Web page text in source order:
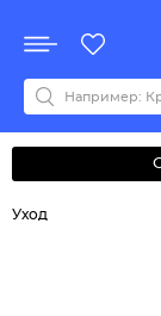
Все бренды
0-9ABCDEFGHIJ
Уход